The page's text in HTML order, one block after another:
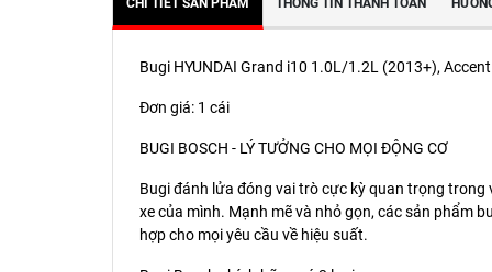
CHI TIẾT SẢN PHẨM THÔNG TIN THANH TOÁN
Bugi HYUNDAI Grand i10 1.0L/1.2L (2013+),
Đơn giá: 1 cái
BUGI BOSCH - LÝ TƯỞNG CHO MỌI ĐỘNG CƠ
Bugi đánh lửa đóng vai trò cực kỳ quan trọng
xe của mình. Mạnh mẽ và nhỏ gọn, các sản phẩm
hợp cho mọi yêu cầu về hiệu suất.